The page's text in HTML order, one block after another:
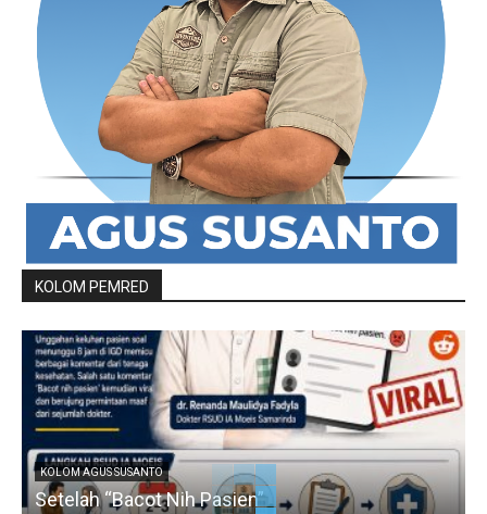
KOLOM PEMRED
KOLOM AGUS SUSANTO
Setelah “Bacot Nih Pasien”